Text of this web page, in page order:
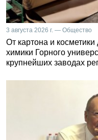
3 августа 2026 г. — Общество
От картона и
химики Горного
крупнейших заводах